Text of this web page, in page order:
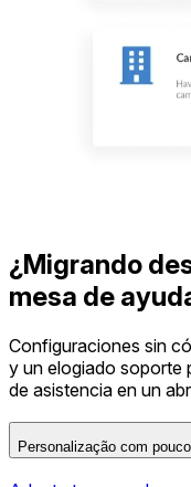
¿Migrando
mesa de
Configuraciones sin
y un elogiado soporte
de asistencia en un
Personalização com